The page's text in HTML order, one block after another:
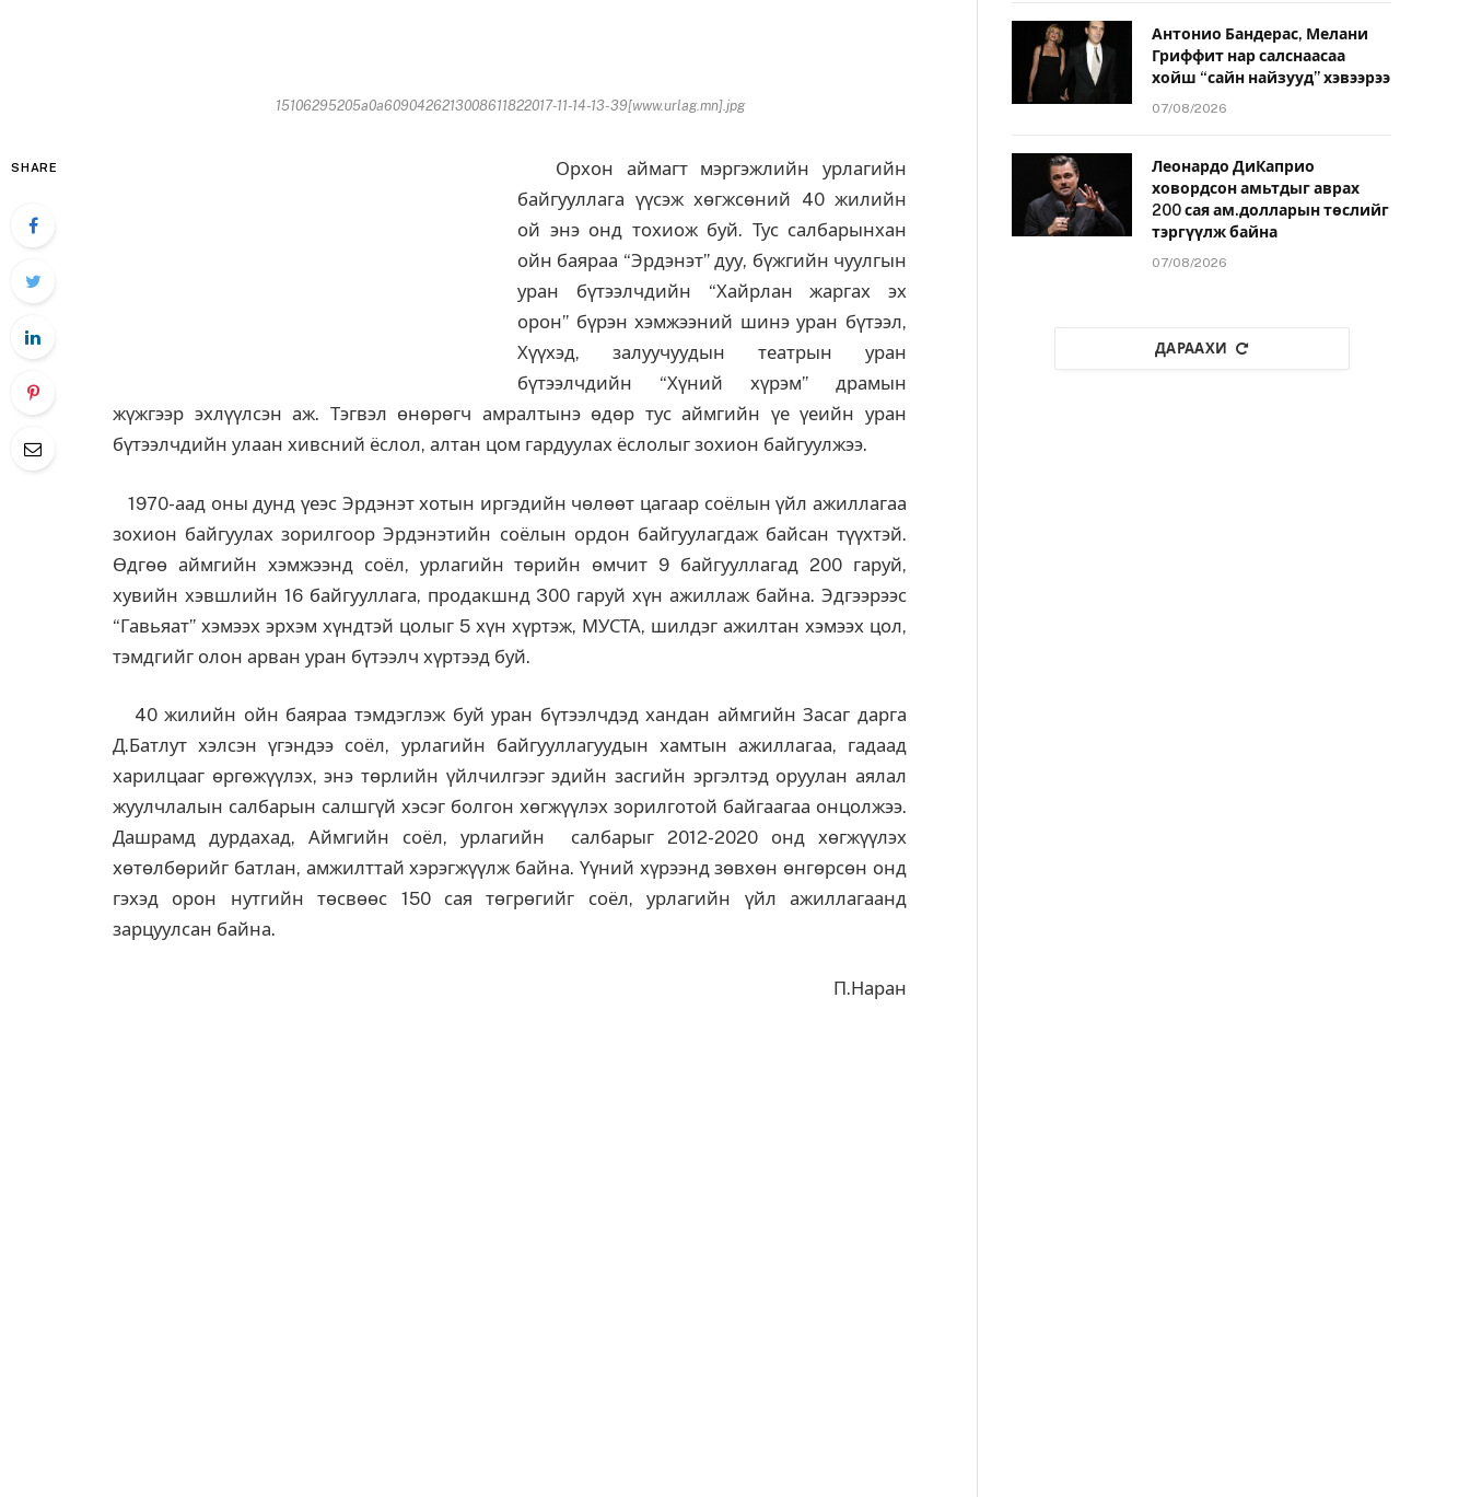
15106295205a0a6090426213008611822017-11-14-13-39[www.urlag.mn].jpg
SHARE
Орхон аймагт мэргэжлийн урлагийн
байгууллага үүсэж хөгжсөний 40 жилийн
ой энэ онд тохиож буй. Тус салбарынхан
ойн баяраа “Эрдэнэт” дуу, бүжгийн чуулгын
уран бүтээлчдийн “Хайрлан жаргах эх
орон” бүрэн хэмжээний шинэ уран бүтээл,
Хүүхэд, залуучуудын театрын уран
бүтээлчдийн “Хүний хүрэм” драмын
жүжгээр эхлүүлсэн аж. Тэгвэл өнөрөгч амралтынэ өдөр тус аймгийн үе үеийн уран
бүтээлчдийн улаан хивсний ёслол, алтан цом гардуулах ёслолыг зохион байгуулжээ.
1970-аад оны дунд үеэс Эрдэнэт хотын иргэдийн чөлөөт цагаар соёлын үйл ажиллагаа
зохион байгуулах зорилгоор Эрдэнэтийн соёлын ордон байгуулагдаж байсан түүхтэй.
Өдгөө аймгийн хэмжээнд соёл, урлагийн төрийн өмчит 9 байгууллагад 200 гаруй,
хувийн хэвшлийн 16 байгууллага, продакшнд 300 гаруй хүн ажиллаж байна. Эдгээрээс
“Гавьяат” хэмээх эрхэм хүндтэй цолыг 5 хүн хүртэж, МУСТА, шилдэг ажилтан хэмээх цол,
тэмдгийг олон арван уран бүтээлч хүртээд буй.
40 жилийн ойн баяраа тэмдэглэж буй уран бүтээлчдэд хандан аймгийн Засаг дарга
Д.Батлут хэлсэн үгэндээ соёл, урлагийн байгууллагуудын хамтын ажиллагаа, гадаад
харилцааг өргөжүүлэх, энэ төрлийн үйлчилгээг эдийн засгийн эргэлтэд оруулан аялал
жуулчлалын салбарын салшгүй хэсэг болгон хөгжүүлэх зорилготой байгаагаа онцолжээ.
Дашрамд дурдахад, Аймгийн соёл, урлагийн салбарыг 2012-2020 онд хөгжүүлэх
хөтөлбөрийг батлан, амжилттай хэрэгжүүлж байна. Үүний хүрээнд зөвхөн өнгөрсөн онд
гэхэд орон нутгийн төсвөөс 150 сая төгрөгийг соёл, урлагийн үйл ажиллагаанд
зарцуулсан байна.
П.Наран
Антонио Бандерас, Мелани
Гриффит нар салснаасаа
хойш “сайн найзууд” хэвээрээ
07/08/2026
Леонардо ДиКаприо
ховордсон амьтдыг аврах
200 сая ам.долларын төслийг
тэргүүлж байна
07/08/2026
ДАРААХИ